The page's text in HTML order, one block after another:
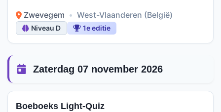
Zwevegem • West-Vlaanderen (België)
Niveau D 1e editie
Zaterdag 07 november 2026
Boeboeks Light-Quiz